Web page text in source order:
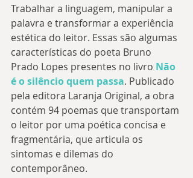
Trabalhar a linguagem, manipular a
palavra e transformar a experiência
estética do leitor. Essas são algumas
características do poeta Bruno
Prado Lopes presentes no livro Não
é o silêncio quem passa. Publicado
pela editora Laranja Original, a obra
contém 94 poemas que transportam
o leitor por uma poética concisa e
fragmentária, que articula os
sintomas e dilemas do
contemporâneo.